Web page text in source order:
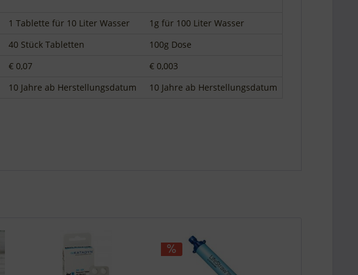
1 Tablette für 10 Liter Wasser
1g für 100 Liter Wasser
40 Stück Tabletten
100g Dose
€ 0,07
€ 0,003
10 Jahre ab Herstellungsdatum 10 Jahre ab Herstellungsdatum